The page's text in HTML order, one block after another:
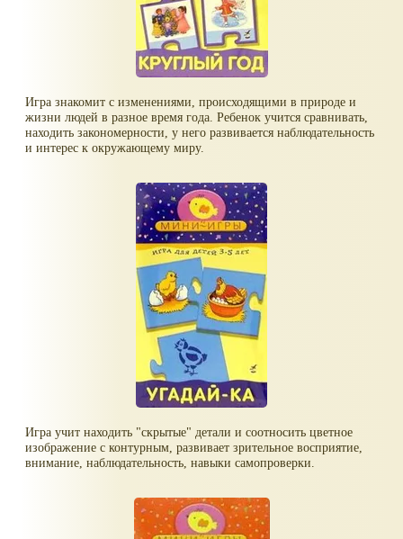
Игра знакомит с изменениями, происходящими в природе и
жизни людей в разное время года. Ребенок учится сравнивать,
находить закономерности, у него развивается наблюдательность
и интерес к окружающему миру.
Игра учит находить "скрытые" детали и соотносить цветное
изображение с контурным, развивает зрительное восприятие,
внимание, наблюдательность, навыки самопроверки.